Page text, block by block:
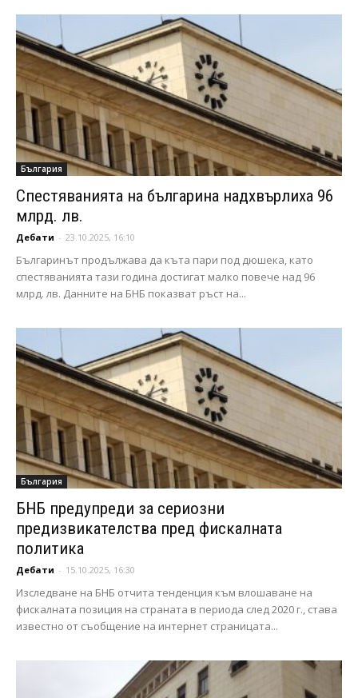
България
Спестяванията на българина надхвърлиха 96
млрд. лв.
Дебати - 23.10.2025, 16:10
Българинът продължава да къта пари под дюшека, като
спестяванията тази година достигат малко повече над 96
млрд. лв. Данните на БНБ показват ръст на...
България
БНБ предупреди за сериозни
предизвикателства пред фискалната
политика
Дебати - 15.10.2025, 16:30
Изследване на БНБ отчита тенденция към влошаване на
фискалната позиция на страната в периода след 2020 г., става
известно от съобщение на интернет страницата...